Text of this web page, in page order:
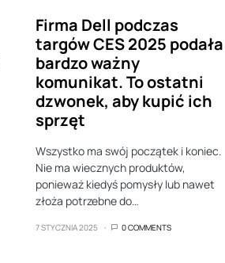
Firma Dell podczas
targów CES 2025 podała
bardzo ważny
komunikat. To ostatni
dzwonek, aby kupić ich
sprzęt
Wszystko ma swój początek i koniec.
Nie ma wiecznych produktów,
ponieważ kiedyś pomysły lub nawet
złoża potrzebne do…
7 STYCZNIA 2025 0 COMMENTS